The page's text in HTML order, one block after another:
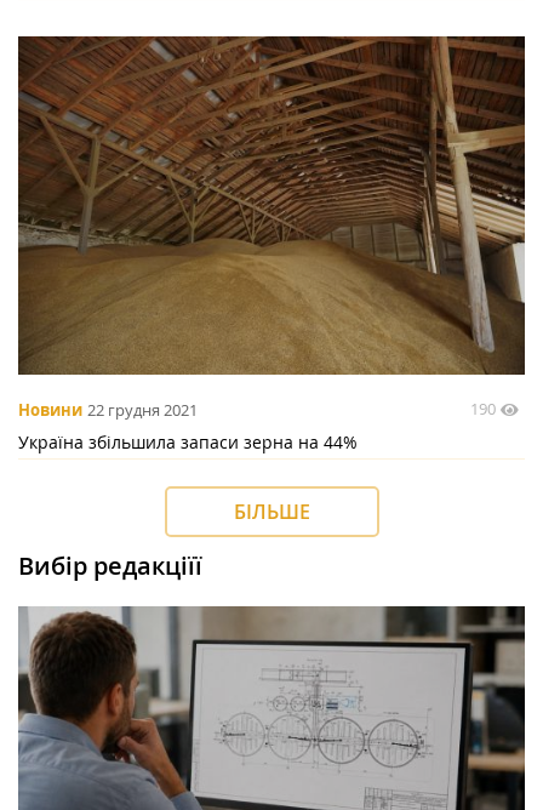
Новини 22 грудня 2021 190
Україна збільшила запаси зерна на 44%
БІЛЬШЕ
Вибір редакціїї